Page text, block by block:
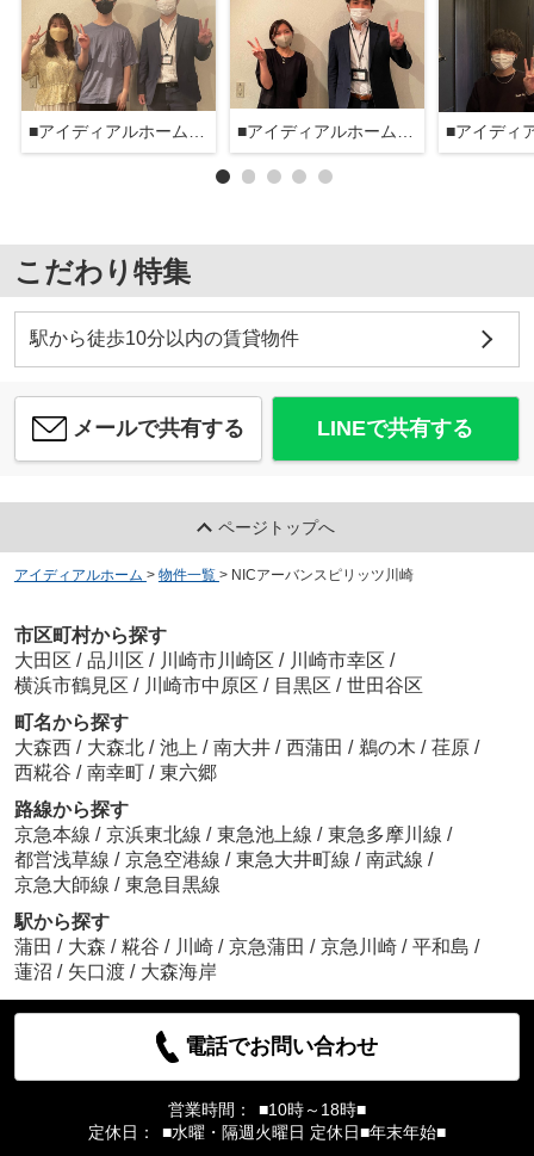
■アイディアルホーム大森本店■ ■アイディアルホーム大森本店■
こだわり特集
駅から徒歩10分以内の賃貸物件
メールで共有する LINEで共有する
ページトップへ
アイディアルホーム > 物件一覧 > NICアーバンスピリッツ川崎
市区町村から探す
大田区 / 品川区 / 川崎市川崎区 / 川崎市幸区 /
横浜市鶴見区 / 川崎市中原区 / 目黒区 / 世田谷区
町名から探す
大森西 / 大森北 / 池上 / 南大井 / 西蒲田 / 鵜の木 / 荏原 /
西糀谷 / 南幸町 / 東六郷
路線から探す
京急本線 / 京浜東北線 / 東急池上線 / 東急多摩川線 /
都営浅草線 / 京急空港線 / 東急大井町線 / 南武線 /
京急大師線 / 東急目黒線
駅から探す
蒲田 / 大森 / 糀谷 / 川崎 / 京急蒲田 / 京急川崎 / 平和島 /
蓮沼 / 矢口渡 / 大森海岸
電話でお問い合わせ
営業時間：
■10時～18時■
定休日：
■水曜・隔週火曜日 定休日■年末年始■